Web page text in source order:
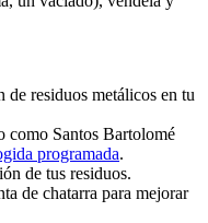
de residuos metálicos en tu
como Santos Bartolomé
programada.
de tus residuos.
de chatarra para mejorar